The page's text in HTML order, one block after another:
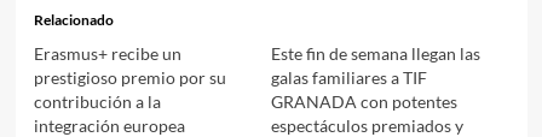
Relacionado
Erasmus+ recibe un
prestigioso premio por su
contribución a la
integración europea
Este fin de semana llegan las
galas familiares a TIF
GRANADA con potentes
espectáculos premiados y